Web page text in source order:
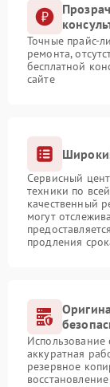
Точные прайс-
ремонта,
бесплатной
сайте
Сервисный
техники по
качественный
могут
продления
аккуратная
резервное